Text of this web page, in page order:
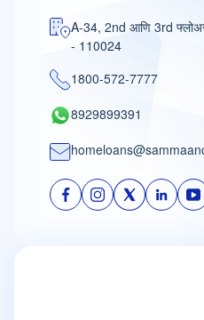
A-34, 2nd आणि 3rd
- 110024
1800-572-7777
8929899391